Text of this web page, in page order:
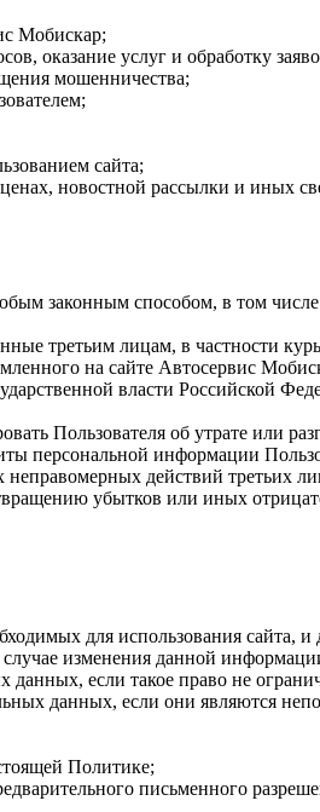
Мобискар;
оказание услуг и обработку
мошенничества;
сайта;
новостной рассылки и иных
законным способом, в том
третьим лицам, в частности
на сайте Автосервис
власти Российской
Пользователя об утрате или
персональной информации
действий третьих
убытков или иных
для использования сайта, и
изменения данной
если такое право не
данных, если они являются
Политике;
письменного